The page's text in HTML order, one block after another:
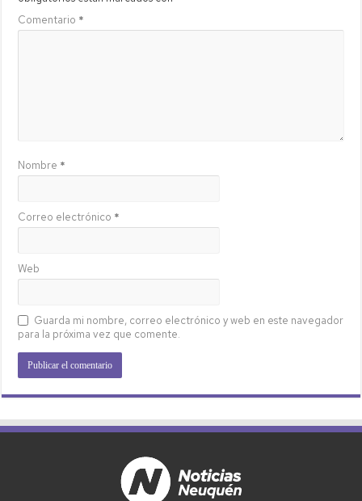
Comentario *
Nombre *
Correo electrónico *
Web
Guarda mi nombre, correo electrónico y web en este navegador
para la próxima vez que comente.